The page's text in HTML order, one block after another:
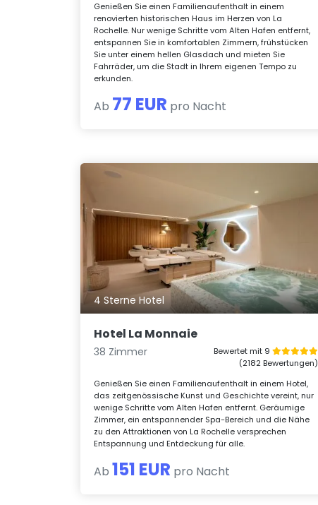
Genießen Sie einen Familienaufenthalt in einem
renovierten historischen Haus im Herzen von La
Rochelle. Nur wenige Schritte vom Alten Hafen entfernt,
entspannen Sie in komfortablen Zimmern, frühstücken
Sie unter einem hellen Glasdach und mieten Sie
Fahrräder, um die Stadt in Ihrem eigenen Tempo zu
erkunden.
Ab 77 EUR pro Nacht
4 Sterne Hotel
Hotel La Monnaie
38 Zimmer
Bewertet mit 9
(2182 Bewertungen)
Genießen Sie einen Familienaufenthalt in einem Hotel,
das zeitgenössische Kunst und Geschichte vereint, nur
wenige Schritte vom Alten Hafen entfernt. Geräumige
Zimmer, ein entspannender Spa-Bereich und die Nähe
zu den Attraktionen von La Rochelle versprechen
Entspannung und Entdeckung für alle.
Ab 151 EUR pro Nacht